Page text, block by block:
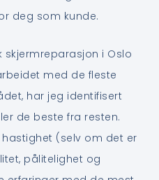
deg som kunde.
skjermreparasjon i Oslo
med de fleste
har jeg identifisert
de beste fra resten.
(selv om det er
pålitelighet og